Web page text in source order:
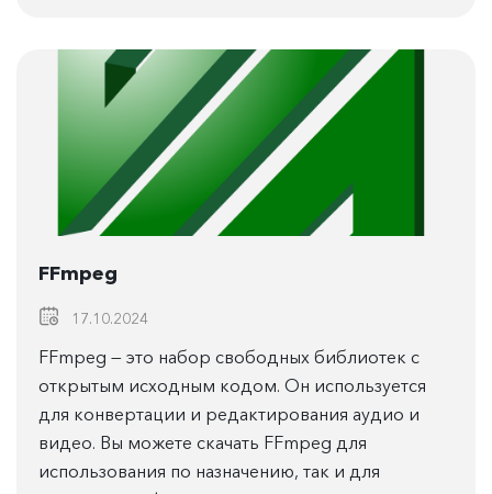
FFmpeg
17.10.2024
FFmpeg — это набор свободных библиотек с
открытым исходным кодом. Он используется
для конвертации и редактирования аудио и
видео. Вы можете скачать FFmpeg для
использования по назначению, так и для